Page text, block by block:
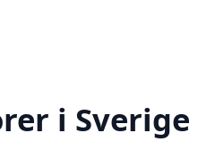
i Sverige